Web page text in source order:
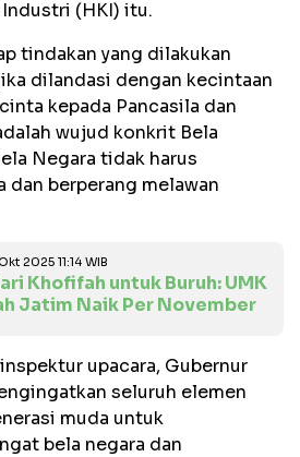
Industri (HKI) itu.
tindakan yang dilakukan
dilandasi dengan kecintaan
kepada Pancasila dan
wujud konkrit Bela
Negara tidak harus
dan berperang melawan
2025 11:14 WIB
Khofifah untuk Buruh: UMK
Jatim Naik Per November
upacara, Gubernur
seluruh elemen
muda untuk
bela negara dan